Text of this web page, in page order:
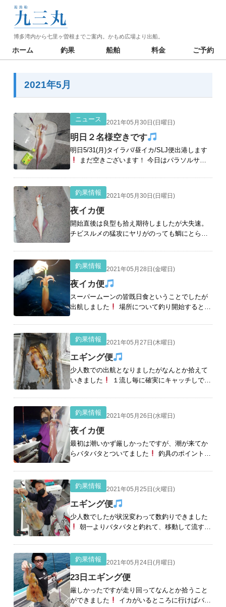
博多湾内から七里ヶ曽根までご案内。かもめ広場より出船。
ホーム 釣果 船舶 料金 ご予約
2021年5月
ニュース 2021年05月30日(日曜日)
明日２名様空きです
明日5/31(月)タイラバ/昼イカ/SLJ便出港します
まだ空きございます！ 今日はパラソルサイ
ズを多く拾え釣る人50杯でした
しております
釣果情報
2021年05月30日(日曜日)
夜イカ便
開始直後は良型も拾え期待しましたが大失速。
チビスルメの猛攻にヤリがのっても鯛にとら
れ、 後半ポツポツ拾い終了前でなんとか拾えま
した
開始早々良型が 大失速し型も落ち、数
も伸びずでした。 釣る人50杯でし
釣果情報 2021年05月28日(金曜日)
夜イカ便
スーパームーンの皆既日食ということでしたが
出航しました
場所について釣り開始すると土
砂降り
げてる感じでしたが次第に浮いて来て皆様竿曲
がっ[続きを読む]
釣果情報 2021年05月27日(木曜日)
エギング便
少人数での出航となりましたがなんとか拾えて
いきました
１流し毎に確実にキャッチしでか
いのはでず１キロサイズから400gといった感じ
でした
ついてきてたオスでかかったです。
着々とキャッチ
釣果情報 2021年05月26日(水曜日)
夜イカ便
最初は潮いかず厳しかったですが、潮が来てか
らバタバタとついてました
釣具のポイント姪
浜店のスタッフ様も遊びに来てくださいました
潮が行きだしてパラソル混じり出しました
ポ[続きを読む]
釣果情報 2021年05月25日(火曜日)
エギング便
少人数でしたが状況変わって数釣りできました
朝一よりバタバタと釣れて、移動して流すご
とに
となりました
さすがみきおさん&#x1f3b[続
きを読む]
釣果情報 2021年05月24日(月曜日)
23日エギング便
厳しかったですが走り回ってなんとか拾うこと
ができました
イカがいるところに行けばバタ